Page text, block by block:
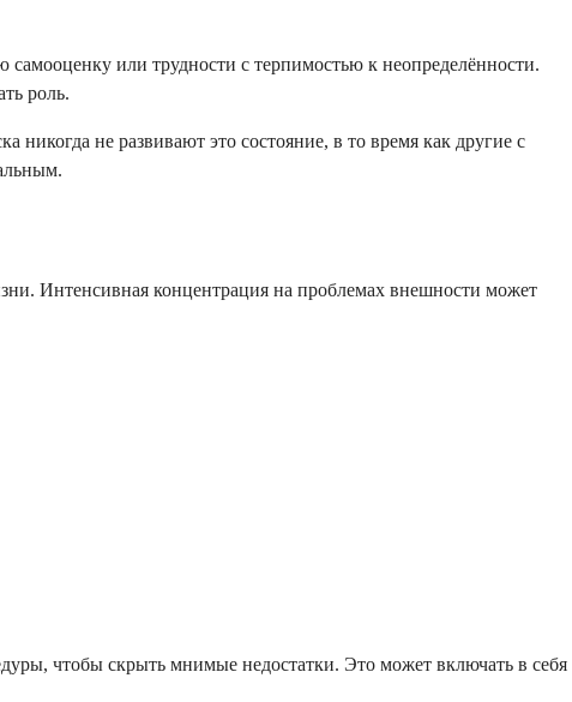
или трудности с терпимостью к неопределённости.
роль.
не развивают это состояние, в то время как другие с
Интенсивная концентрация на проблемах внешности может
чтобы скрыть мнимые недостатки. Это может включать в себя